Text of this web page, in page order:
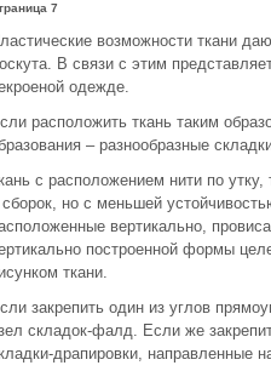
7
возможности ткани
В связи с этим
одежде.
расположить ткань таким
– разнообразные
с расположением нити по
сборок, но с меньшей
вертикально,
построенной формы
ткани.
закрепить один из углов
складок-фалд. Если же
драпировки, направленные